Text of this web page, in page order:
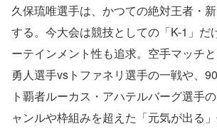
久保琉唯選手は、かつての絶対王者・
する。今⼤会は競技としての「K-1」だ
ーテインメント性も追求。空⼿マッチ
勇⼈選手vsトファネリ選手の⼀戦や、
ト覇者ルーカス・アハテルバーグ選手
ャンルや枠組みを超えた「元気が出る